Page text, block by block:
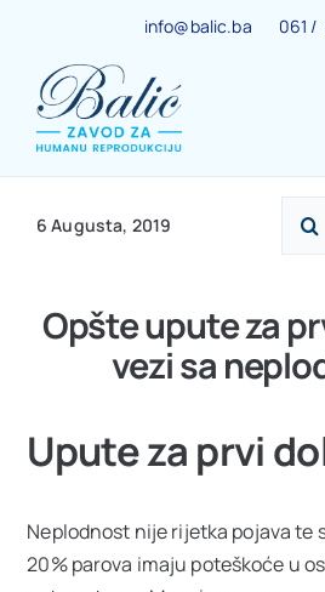
content
info@balic.ba 061 /
Ginekološki
IVF centar
Centar za
Ostale
6 Augusta, 2019
Opšte upute za
vezi sa
Upute za prvi
Neplodnost nije rijetka pojava te
20% parova imaju poteškoće u